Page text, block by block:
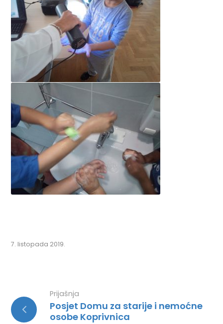
7. listopada 2019.
Prijašnja
Posjet Domu za starije i nemoćne
osobe Koprivnica